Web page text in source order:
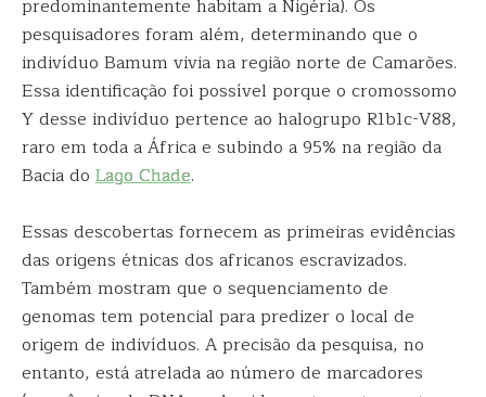
predominantemente habitam a Nigéria). Os
pesquisadores foram além, determinando que o
indivíduo Bamum vivia na região norte de Camarões.
Essa identificação foi possível porque o cromossomo
Y desse indivíduo pertence ao halogrupo R1b1c-V88,
raro em toda a África e subindo a 95% na região da
Bacia do Lago Chade.
Essas descobertas fornecem as primeiras evidências
das origens étnicas dos africanos escravizados.
Também mostram que o sequenciamento de
genomas tem potencial para predizer o local de
origem de indivíduos. A precisão da pesquisa, no
entanto, está atrelada ao número de marcadores